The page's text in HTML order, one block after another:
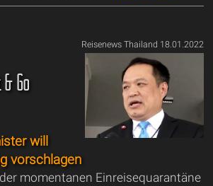
Reisenews Thailand 18.01.2022
Go
will
vorschlagen
momentanen Einreisequarantäne